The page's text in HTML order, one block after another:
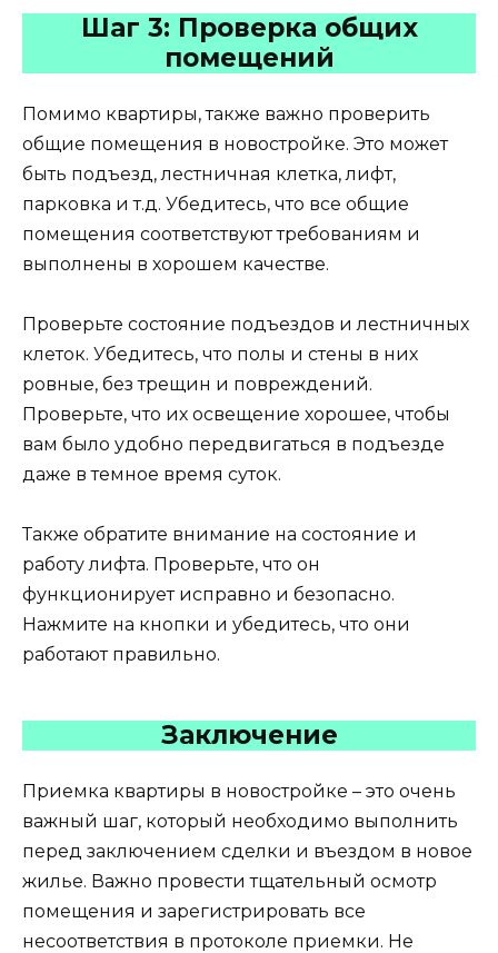
Шаг 3: Проверка общих
помещений
Помимо квартиры, также важно проверить
общие помещения в новостройке. Это может
быть подъезд, лестничная клетка, лифт,
парковка и т.д. Убедитесь, что все общие
помещения соответствуют требованиям и
выполнены в хорошем качестве.
Проверьте состояние подъездов и лестничных
клеток. Убедитесь, что полы и стены в них
ровные, без трещин и повреждений.
Проверьте, что их освещение хорошее, чтобы
вам было удобно передвигаться в подъезде
даже в темное время суток.
Также обратите внимание на состояние и
работу лифта. Проверьте, что он
функционирует исправно и безопасно.
Нажмите на кнопки и убедитесь, что они
работают правильно.
Заключение
Приемка квартиры в новостройке – это очень
важный шаг, который необходимо выполнить
перед заключением сделки и въездом в новое
жилье. Важно провести тщательный осмотр
помещения и зарегистрировать все
несоответствия в протоколе приемки. Не